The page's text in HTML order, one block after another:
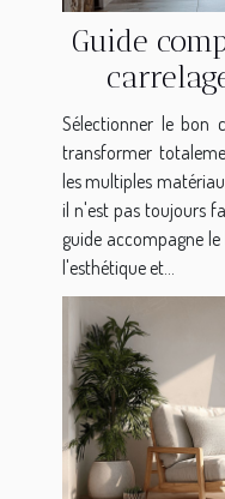
Guide
Sélectionner le bon
transformer
les multiples
il n'est pas toujours
guide accompagne
l'esthétique et...